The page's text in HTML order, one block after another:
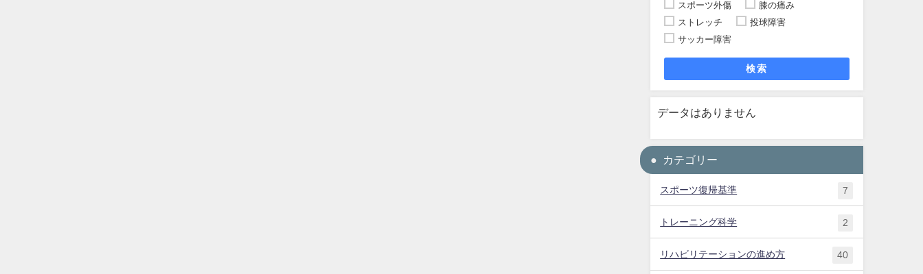
スポーツ外傷
膝の痛み
ストレッチ
投球障害
サッカー障害
検索
データはありません
カテゴリー
スポーツ復帰基準 7
トレーニング科学 2
リハビリテーションの進め方 40